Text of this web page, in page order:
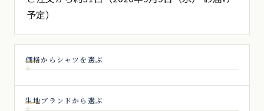
ジ
送
り
予定）
価格からシャツを選ぶ
生地ブランドから選ぶ